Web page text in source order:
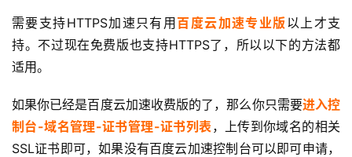
需要支持HTTPS加速只有用百度云加速专业版以上才支
持。不过现在免费版也支持HTTPS了，所以以下的方法都
适用。
如果你已经是百度云加速收费版的了，那么你只需要进入控
制台-域名管理-证书管理-证书列表 ，上传到你域名的相关
SSL证书即可，如果没有百度云加速控制台可以即可申请，